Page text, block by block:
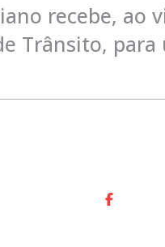
recebe, ao
Trânsito,